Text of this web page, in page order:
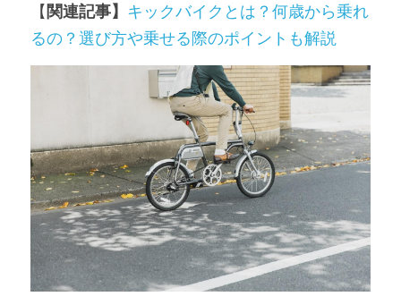
【 関連記事】 キックバイクとは？何歳から乗れ
るの？選び方や乗せる際のポイントも解説